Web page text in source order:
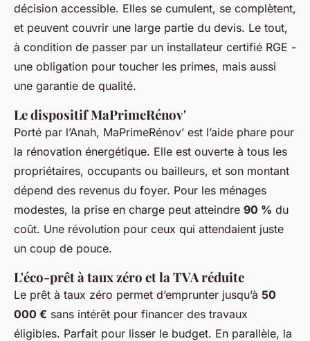
décision accessible. Elles se cumulent, se complètent,
et peuvent couvrir une large partie du devis. Le tout,
à condition de passer par un installateur certifié RGE -
une obligation pour toucher les primes, mais aussi
une garantie de qualité.
Le dispositif MaPrimeRénov'
Porté par l’Anah, MaPrimeRénov’ est l’aide phare pour
la rénovation énergétique. Elle est ouverte à tous les
propriétaires, occupants ou bailleurs, et son montant
dépend des revenus du foyer. Pour les ménages
modestes, la prise en charge peut atteindre 90 % du
coût. Une révolution pour ceux qui attendaient juste
un coup de pouce.
L'éco-prêt à taux zéro et la TVA réduite
Le prêt à taux zéro permet d’emprunter jusqu’à 50
000 € sans intérêt pour financer des travaux
éligibles. Parfait pour lisser le budget. En parallèle, la